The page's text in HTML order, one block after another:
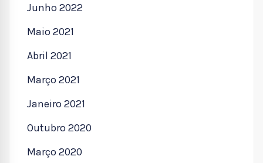
Junho 2022
Maio 2021
Abril 2021
Março 2021
Janeiro 2021
Outubro 2020
Março 2020